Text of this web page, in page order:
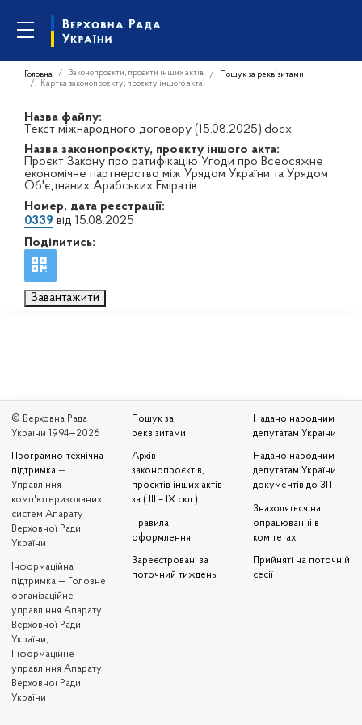
Головна Законопроєкти, проєкти інших актів
Пошук за реквізитами
Картка законопроєкту, проєкту іншого акта
Назва файлу:
Текст міжнародного договору (15.08.2025).docx
Назва законопроєкту, проєкту іншого акта:
Проєкт Закону про ратифікацію Угоди про Всеосяжне
економічне партнерство між Урядом України та Урядом
Об'єднаних Арабських Еміратів
Номер, дата реєстрації:
0339 від 15.08.2025
Поділитись:
Завантажити
© Верховна Рада
України 1994—2026
Програмно-технічна
підтримка —
Управління
комп'ютеризованих
систем Апарату
Верховної Ради
України
Iнформаційна
підтримка — Головне
організаційне
управління Апарату
Верховної Ради
України,
Інформаційне
управління Апарату
Верховної Ради
України
Пошук за
реквізитами
Архів
законопроєктів,
проєктів інших актів
за ( III – IX скл.)
Правила
оформлення
Зареєстровані за
поточний тиждень
Надано народним
депутатам України
Надано народним
депутатам України
документів до ЗП
Знаходяться на
опрацюванні в
комітетах
Прийняті на поточній
сесії